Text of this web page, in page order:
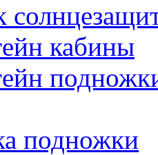
кабины
подножки